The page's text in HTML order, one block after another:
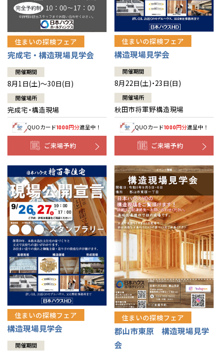
住まいの探検フェア
完成宅・構造現場見学会
開催期間
8月1日(土)～30日(日)
開催場所
完成宅・構造現場
QUOカード1000円分進呈中！
ご来場予約
住まいの探検フェア
構造現場見学会
開催期間
8月22日(土)・23日(日)
開催場所
秋田市将軍野構造現場
QUOカード1000円分進呈中！
ご来場予約
住まいの探検フェア
構造現場見学会
開催期間
住まいの探検フェア
郡山市東原 構造現場見学
会
山口
徳島
高知
鹿児島
長崎
沖縄